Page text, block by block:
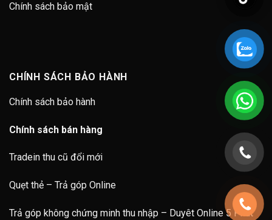
Chính sách bảo mật
CHÍNH SÁCH BẢO HÀNH
Chính sách bảo hành
Chính sách bán hàng
Tradein thu cũ đổi mới
Quẹt thẻ – Trả góp Online
Trả góp không chứng minh thu nhập – Duyêt Online 5 Phút